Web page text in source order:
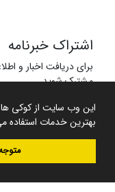
این وب سایت از کوکی ها
بهترین خدمات استفاده
اشتراک خبرنامه
برای دریافت اخبار و
مشترک شوید.